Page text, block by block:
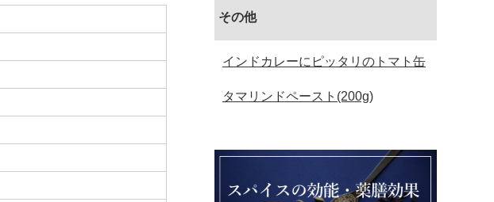
その他
インドカレーにピッタリのトマト缶
タマリンドペースト(200g)